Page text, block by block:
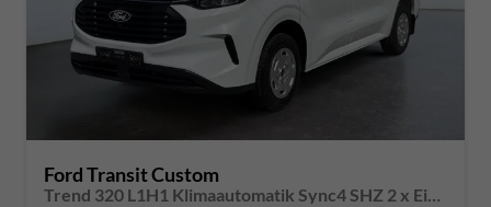
Ford Transit Custom
Trend 320 L1H1 Klimaautomatik Sync4 SHZ 2 x Einparkhilfe Kamera 5JG